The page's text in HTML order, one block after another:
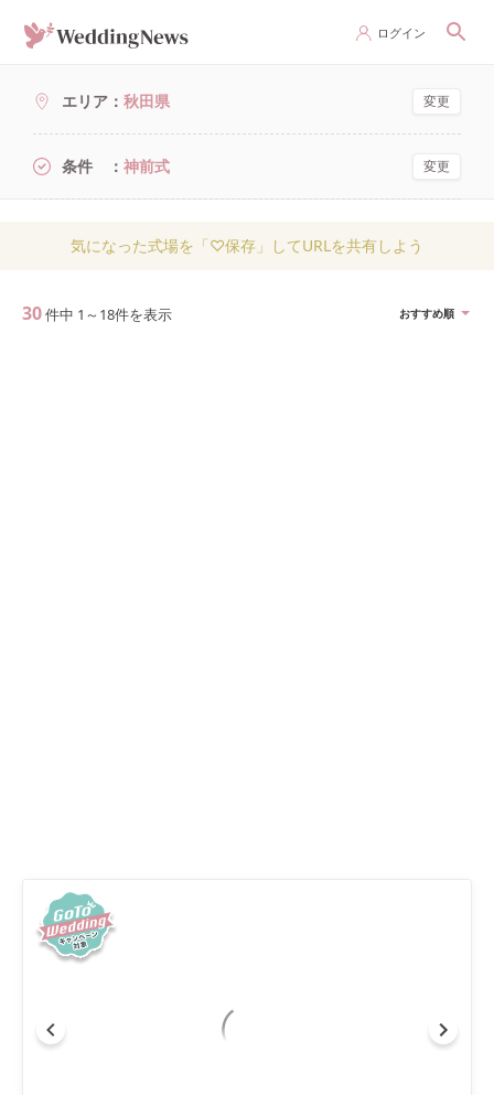
ログイン
エリア 秋田県 変更
条件 神前式 変更
気になった式場を「♡保存」してURLを共有しよう
30件中 1 ～ 18件を表示 おすすめ順